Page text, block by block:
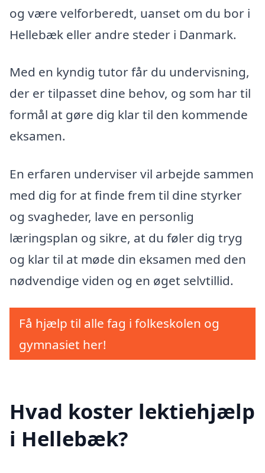
og være velforberedt, uanset om du bor i
Hellebæk eller andre steder i Danmark.
Med en kyndig tutor får du undervisning,
der er tilpasset dine behov, og som har til
formål at gøre dig klar til den kommende
eksamen.
En erfaren underviser vil arbejde sammen
med dig for at finde frem til dine styrker
og svagheder, lave en personlig
læringsplan og sikre, at du føler dig tryg
og klar til at møde din eksamen med den
nødvendige viden og en øget selvtillid.
Få hjælp til alle fag i folkeskolen og
gymnasiet her!
Hvad koster lektiehjælp
i Hellebæk?